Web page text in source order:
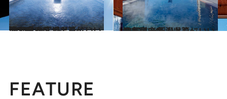
2022.2.15
47都道府県 ひとりにいい温泉宿 ～宮城県篇～
旅＆お出かけ 2022.2.24
47都道府県 ひとりにいい温泉宿 ～新潟県篇～
旅＆お出かけ
FEATURE